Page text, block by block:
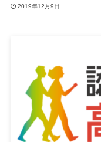
2019年12月9日